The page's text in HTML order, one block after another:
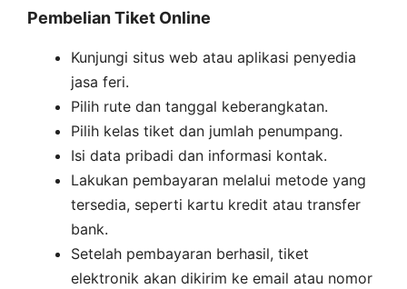
Pembelian Tiket Online
Kunjungi situs web atau aplikasi penyedia
jasa feri.
Pilih rute dan tanggal keberangkatan.
Pilih kelas tiket dan jumlah penumpang.
Isi data pribadi dan informasi kontak.
Lakukan pembayaran melalui metode yang
tersedia, seperti kartu kredit atau transfer
bank.
Setelah pembayaran berhasil, tiket
elektronik akan dikirim ke email atau nomor